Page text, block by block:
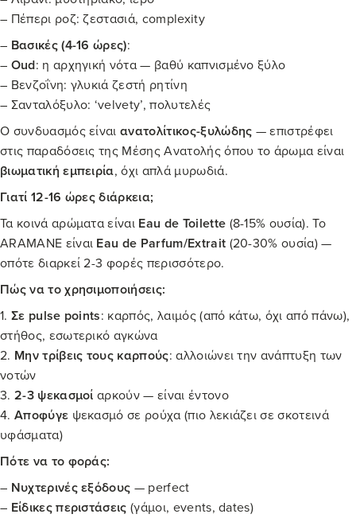
– Πέπερι ροζ: ζεστασιά, complexity
– Βασικές (4-16 ώρες):
– Oud: η αρχηγική νότα — βαθύ καπνισμένο ξύλο
– Βενζοΐνη: γλυκιά ζεστή ρητίνη
– Σανταλόξυλο: ‘velvety’, πολυτελές
Ο συνδυασμός είναιανατολίτικος-ξυλώδης — επιστρέφει
στις παραδόσεις της Μέσης Ανατολής όπου το άρωμα είναι
βιωματική εμπειρία, όχι απλά μυρωδιά.
Γιατί 12-16 ώρες διάρκεια;
Τα κοινά αρώματα είναι Eau de Toilette (8-15% ουσία). Το
ARAMANE είναι Eau de Parfum/Extrait (20-30% ουσία) —
οπότε διαρκεί 2-3 φορές περισσότερο.
Πώς να το χρησιμοποιήσεις:
1. Σε pulse points: καρπός, λαιμός (από κάτω, όχι από πάνω),
στήθος, εσωτερικό αγκώνα
2. Μην τρίβεις τους καρπούς: αλλοιώνει την ανάπτυξη των
νοτών
3. 2-3 ψεκασμοί αρκούν — είναι έντονο
4. Αποφύγε ψεκασμό σε ρούχα (πιο λεκιάζει σε σκοτεινά
υφάσματα)
Πότε να το φοράς:
– Νυχτερινές εξόδους — perfect
– Είδικες περιστάσεις (γάμοι, events, dates)